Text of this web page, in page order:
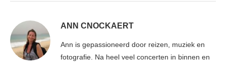
ANN CNOCKAERT
Ann is gepassioneerd door reizen, muziek en
fotografie. Na heel veel concerten in binnen en